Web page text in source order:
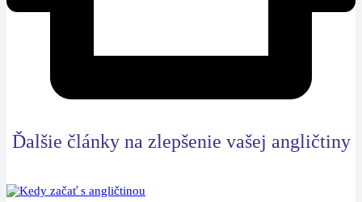
Ďalšie články na zlepšenie vašej angličtiny